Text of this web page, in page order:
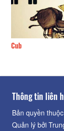
Cub
Thông tin liên
Bản quyền
Quản lý bởi